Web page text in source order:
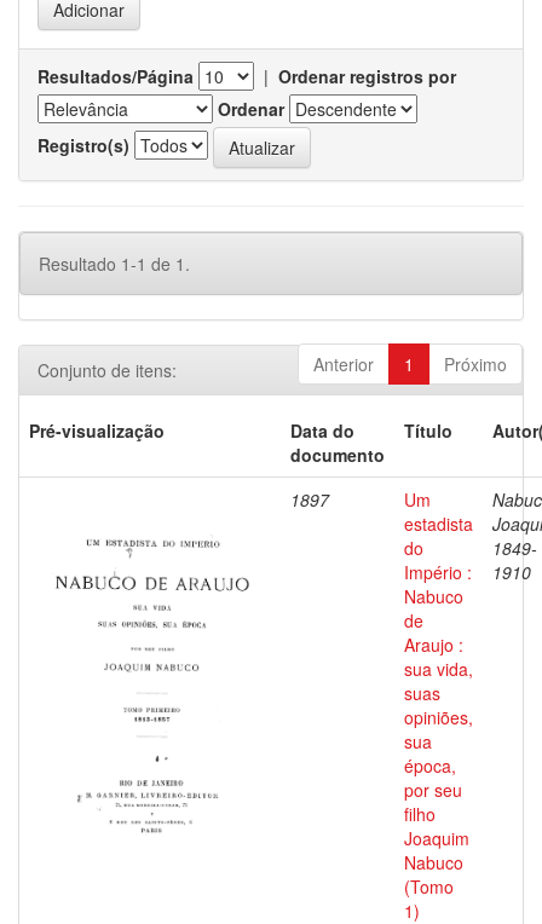
Resultados/Página | Ordenar registros por
Ordenar
Registro(s)
Resultado 1-1 de 1.
Anterior 1 Próximo
Conjunto de itens:
Pré-visualização
Data do
documento
Título
1897
Um
estadista
do
Império :
Nabuco
de
Araujo :
sua vida,
suas
opiniões,
sua
época,
por seu
filho
Joaquim
Nabuco
(Tomo
1)
1849-
1910